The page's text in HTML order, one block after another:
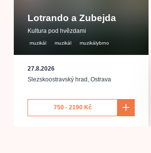
Lotrando a Zubejda
Kultura pod hvězdami
muzikál muzikál muzikálybrno
27.8.2026
Slezskoostravský hrad , Ostrava
750 - 2190 Kč